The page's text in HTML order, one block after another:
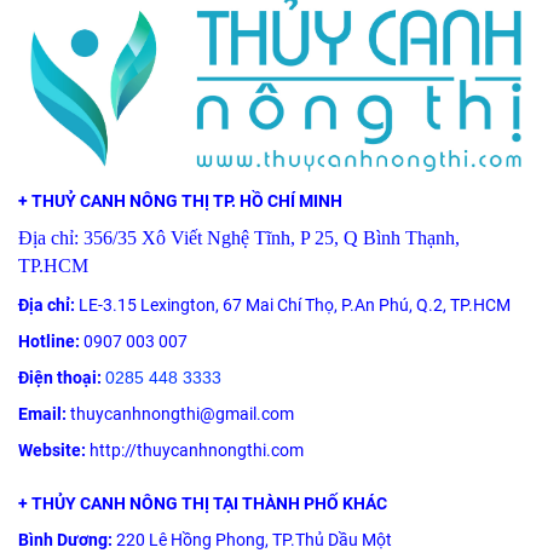
+ THUỶ CANH NÔNG THỊ TP. HỒ CHÍ MINH
Địa chỉ: 356/35 Xô Viết Nghệ Tĩnh, P 25, Q Bình Thạnh,
TP.HCM
Địa chỉ: LE-3.15 Lexington, 67 Mai Chí Thọ, P.An Phú, Q.2, TP.HCM
Hotline: 0907 003 007
Điện thoại: 0285 448 3333
Email: thuycanhnongthi@gmail.com
Website: http://thuycanhnongthi.com
+ THỦY CANH NÔNG THỊ TẠI THÀNH PHỐ KHÁC
Bình Dương: 220 Lê Hồng Phong, TP.Thủ Dầu Một